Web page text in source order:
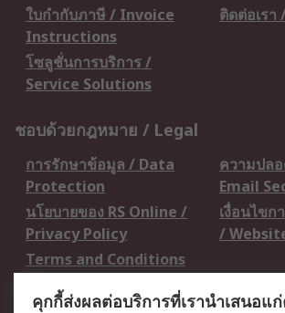
ใบกำกับภาษี / Invoice
Instructions
ติดต่อเร
โซลูชั่นการบริการ /
Service Solutions
ชอบด้วยกฎหมาย / Legal
การรักษาข้อมูล / Data
Protection
ความปล
Email
นโยบายของ RS Online /
Privacy Policy
เงื่อนไขก
/
Terms and Conditions
คุกกี้ส่งผลต่อบริการที่เรานำเสนอแ